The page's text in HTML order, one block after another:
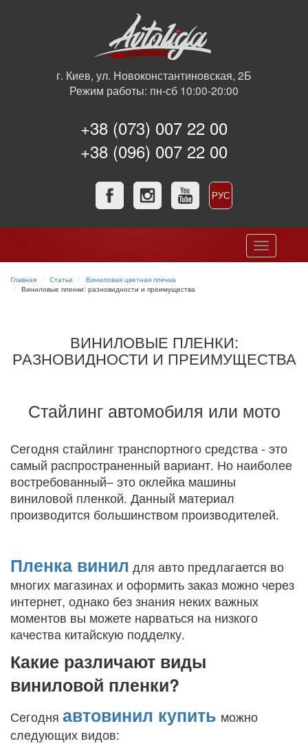
г. Киев, ул. Новоконстантиновская, 2Б
Режим работы: пн-сб 10:00-20:00
+38 (073) 007 22 00
+38 (096) 007 22 00
РУС
Toggle
navigation
Главная Статьи
Виниловая цветная пленка
Виниловые пленки: разновидности и преимущества
ВИНИЛОВЫЕ ПЛЕНКИ:
РАЗНОВИДНОСТИ И ПРЕИМУЩЕСТВА
Стайлинг автомобиля или мото
Сегодня стайлинг транспортного средства - это
самый распространенный вариант. Но наиболее
востребованный– это оклейка машины
виниловой пленкой. Данный материал
производится большинством производителей.
Пленка винил для авто предлагается во
многих магазинах и оформить заказ можно через
интернет, однако без знания неких важных
моментов вы можете нарваться на низкого
качества китайскую подделку.
Какие различают виды
виниловой пленки?
Сегодня автовинил купить можно
следующих видов: